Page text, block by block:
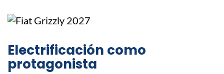
Electrificación como
protagonista